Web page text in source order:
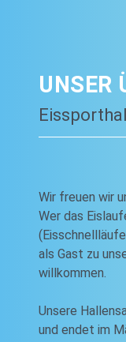
UNSER
Wir freuen wir
Wer das
als Gast zu
willkommen.
Unsere
und endet im